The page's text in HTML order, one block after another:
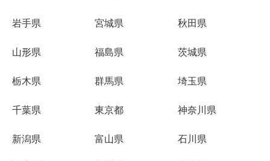
岩手県 宮城県 秋田県
山形県 福島県 茨城県
栃木県 群馬県 埼玉県
千葉県 東京都 神奈川県
新潟県 富山県 石川県